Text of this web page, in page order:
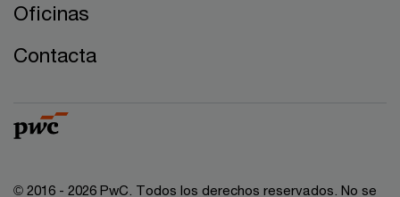
Oficinas
Contacta
© 2016 - 2026 PwC. Todos los derechos reservados. No se